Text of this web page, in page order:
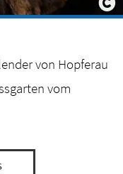
von Hopferau
vom